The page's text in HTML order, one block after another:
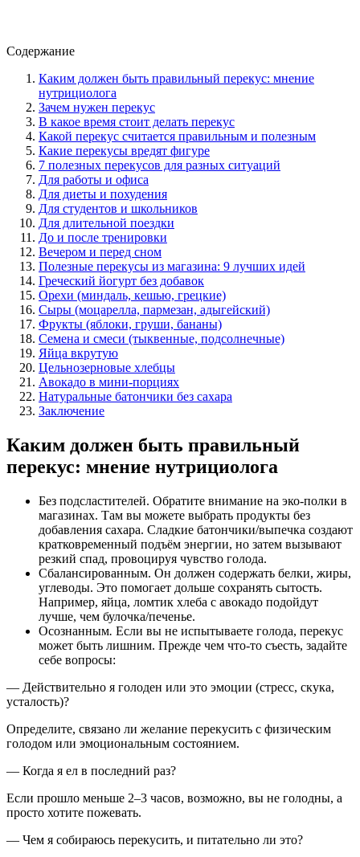
Содержание
Каким должен быть правильный перекус: мнение
нутрициолога
Зачем нужен перекус
В какое время стоит делать перекус
Какой перекус считается правильным и полезным
Какие перекусы вредят фигуре
7 полезных перекусов для разных ситуаций
Для работы и офиса
Для диеты и похудения
Для студентов и школьников
Для длительной поездки
До и после тренировки
Вечером и перед сном
Полезные перекусы из магазина: 9 лучших идей
Греческий йогурт без добавок
Орехи (миндаль, кешью, грецкие)
Сыры (моцарелла, пармезан, адыгейский)
Фрукты (яблоки, груши, бананы)
Семена и смеси (тыквенные, подсолнечные)
Яйца вкрутую
Цельнозерновые хлебцы
Авокадо в мини-порциях
Натуральные батончики без сахара
Заключение
Каким должен быть правильный
перекус: мнение нутрициолога
Без подсластителей. Обратите внимание на эко-полки в
магазинах. Там вы можете выбрать продукты без
добавления сахара. Сладкие батончики/выпечка создают
кратковременный подъём энергии, но затем вызывают
резкий спад, провоцируя чувство голода.
Сбалансированным. Он должен содержать белки, жиры,
углеводы. Это помогает дольше сохранять сытость.
Например, яйца, ломтик хлеба с авокадо подойдут
лучше, чем булочка/печенье.
Осознанным. Если вы не испытываете голода, перекус
может быть лишним. Прежде чем что-то съесть, задайте
себе вопросы:
— Действительно я голоден или это эмоции (стресс, скука,
усталость)?
Определите, связано ли желание перекусить с физическим
голодом или эмоциональным состоянием.
— Когда я ел в последний раз?
Если прошло меньше 2–3 часов, возможно, вы не голодны, а
просто хотите пожевать.
— Чем я собираюсь перекусить, и питательно ли это?